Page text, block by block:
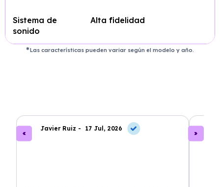
Sistema de
sonido
Alta fidelidad
Las características pueden variar según el modelo y año.
Javier Ruiz - 17 Jul, 2026